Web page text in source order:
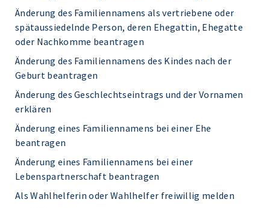
Änderung des Familiennamens als vertriebene oder
spätaussiedelnde Person, deren Ehegattin, Ehegatte
oder Nachkomme beantragen
Änderung des Familiennamens des Kindes nach der
Geburt beantragen
Änderung des Geschlechtseintrags und der Vornamen
erklären
Änderung eines Familiennamens bei einer Ehe
beantragen
Änderung eines Familiennamens bei einer
Lebenspartnerschaft beantragen
Als Wahlhelferin oder Wahlhelfer freiwillig melden